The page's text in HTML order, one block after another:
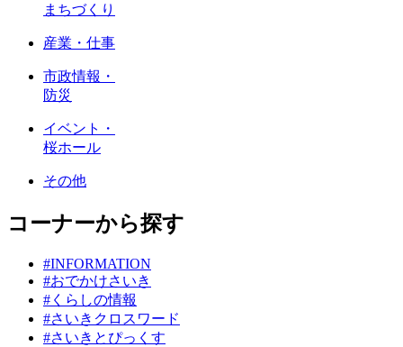
まちづくり
産業・仕事
市政情報・
防災
イベント・
桜ホール
その他
コーナーから探す
#INFORMATION
#おでかけさいき
#くらしの情報
#さいきクロスワード
#さいきとぴっくす